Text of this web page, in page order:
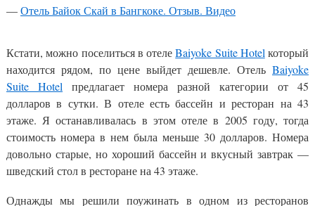
—Отель Байок Скай в Бангкоке. Отзыв. Видео
Кстати, можно поселиться в отелеBaiyoke Suite Hotelкоторый
находится рядом, по цене выйдет дешевле. Отель Baiyoke
Suite Hotel предлагает номера разной категории от 45
долларов в сутки. В отеле есть бассейн и ресторан на 43
этаже. Я останавливалась в этом отеле в 2005 году, тогда
стоимость номера в нем была меньше 30 долларов. Номера
довольно старые, но хороший бассейн и вкусный завтрак —
шведский стол в ресторане на 43 этаже.
Однажды мы решили поужинать в одном из ресторанов